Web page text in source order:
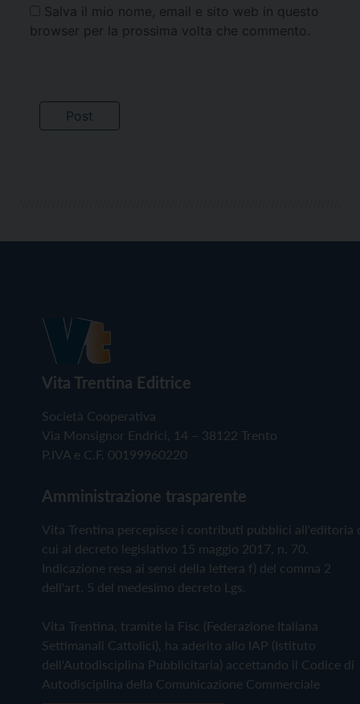
Salva il mio nome, email e sito web in questo
browser per la prossima volta che commento.
Vita Trentina Editrice
Società Cooperativa
Via Monsignor Endrici, 14 – 38122 Trento
P.IVA e C.F. 00199960220
Amministrazione trasparente
Vita Trentina percepisce i contributi pubblici all'editoria
cui al decreto legislativo 15 maggio 2017, n. 70.
Indicazione resa ai sensi della lettera f) del comma 2
dell'art. 5 del medesimo decreto Lgs.
Vita Trentina, tramite la Fisc (Federazione Italiana
Settimanali Cattolici), ha aderito allo IAP (Istituto
dell'Autodisciplina Pubblicitaria) accettando il Codice di
Autodisciplina della Comunicazione Commerciale